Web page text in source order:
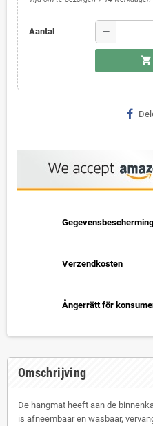
Aantal remove
shopping_cart
Gegevensbescherming
Verzendkosten
Ångerrätt för
Omschrijving
De hangmat heeft aan de
is afneembaar en wasbaar,